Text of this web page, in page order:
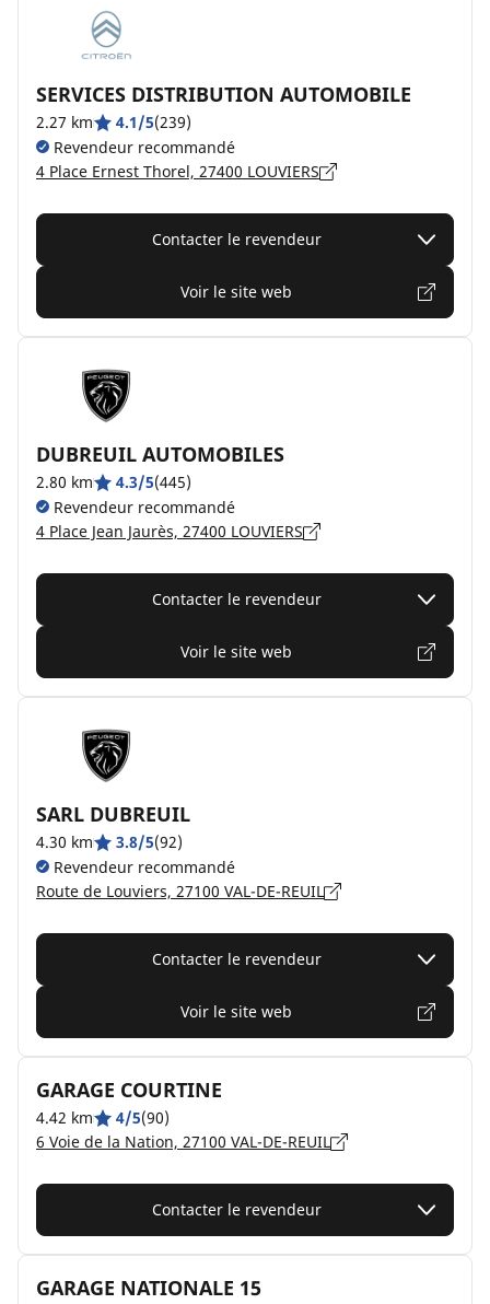
SERVICES DISTRIBUTION AUTOMOBILE
2.27 km 4.1/5(239)
Revendeur recommandé
4 Place Ernest Thorel, 27400 LOUVIERS
Contacter le revendeur
Voir le site web
DUBREUIL AUTOMOBILES
2.80 km 4.3/5(445)
Revendeur recommandé
4 Place Jean Jaurès, 27400 LOUVIERS
Contacter le revendeur
Voir le site web
SARL DUBREUIL
4.30 km 3.8/5(92)
Revendeur recommandé
Route de Louviers, 27100 VAL-DE-REUIL
Contacter le revendeur
Voir le site web
GARAGE COURTINE
4.42 km 4/5(90)
6 Voie de la Nation, 27100 VAL-DE-REUIL
Contacter le revendeur
GARAGE NATIONALE 15